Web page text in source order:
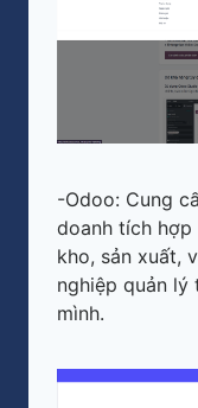
-Odoo: Cung
doanh tích hợp
kho, sản xuất,
nghiệp quản lý
mình.